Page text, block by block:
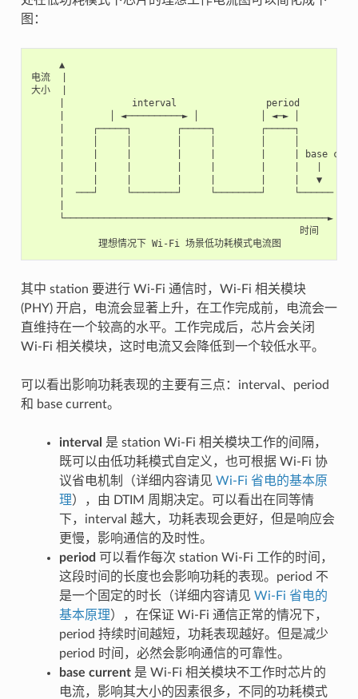
图：
     ▲
电流  |
大小  |
     |            interval                period
     |        │ ◄──────────► │           │ ◄─► │
     |     ┌─────┐        ┌─────┐        ┌─────┐
|     |     |        |     |        |     | base
     |     |     |        |     |        |     |   ▼
     |  ───┘     └────────┘     └────────┘     └──────
     └───────────────────────────────────────────────►
                                                时间
其中 station 要进行 Wi-Fi 通信时，Wi-Fi 相关模块
(PHY) 开启，电流会显著上升，在工作完成前，电流会一
直维持在一个较高的水平。工作完成后，芯片会关闭
Wi-Fi 相关模块，这时电流又会降低到一个较低水平。
可以看出影响功耗表现的主要有三点：interval、period
和 base current。
interval 是 station Wi-Fi 相关模块工作的间隔，
既可以由低功耗模式自定义，也可根据 Wi-Fi 协
议省电机制（详细内容请见 Wi-Fi 省电的基本原
理），由 DTIM 周期决定。可以看出在同等情
下，interval 越大，功耗表现会更好，但是响应会
更慢，影响通信的及时性。
period 可以看作每次 station Wi-Fi 工作的时间，
这段时间的长度也会影响功耗的表现。period 不
是一个固定的时长（详细内容请见 Wi-Fi 省电的
基本原理），在保证 Wi-Fi 通信正常的情况下，
period 持续时间越短，功耗表现越好。但是减少
period 时间，必然会影响通信的可靠性。
base current是 Wi-Fi 相关模块不工作时芯片的
电流，影响其大小的因素很多，不同的功耗模式